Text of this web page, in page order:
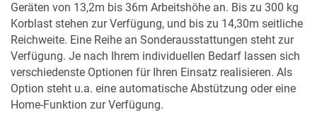
Geräten von 13,2m bis 36m Arbeitshöhe an. Bis zu 300 kg
Korblast stehen zur Verfügung, und bis zu 14,30m seitliche
Reichweite. Eine Reihe an Sonderausstattungen steht zur
Verfügung. Je nach Ihrem individuellen Bedarf lassen sich
verschiedenste Optionen für Ihren Einsatz realisieren. Als
Option steht u.a. eine automatische Abstützung oder eine
Home-Funktion zur Verfügung.